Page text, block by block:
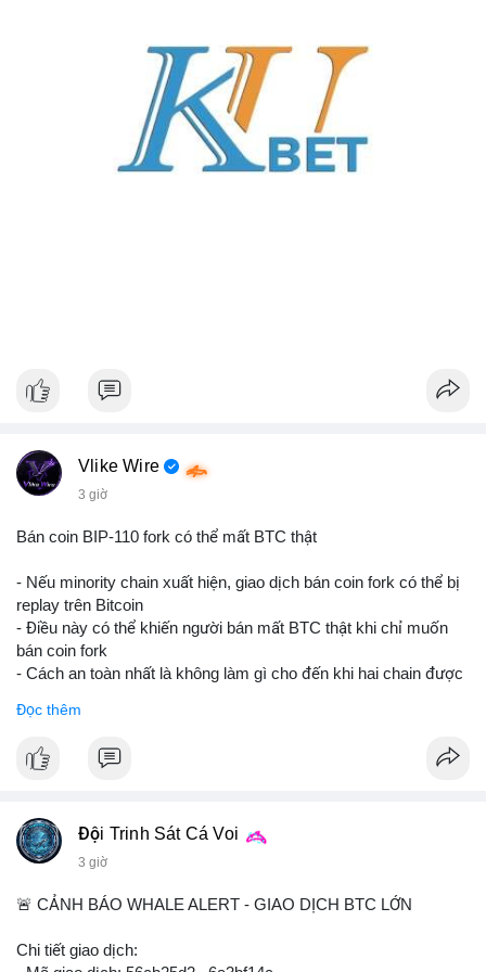
Vlike Wire
3 giờ
Bán coin BIP-110 fork có thể mất BTC thật
- Nếu minority chain xuất hiện, giao dịch bán coin fork có thể bị
replay trên Bitcoin
- Điều này có thể khiến người bán mất BTC thật khi chỉ muốn
bán coin fork
- Cách an toàn nhất là không làm gì cho đến khi hai chain được
-#binancesquare
$btc
📰 Nguồn: CoinDesk
Đọc thêm
Đội Trinh Sát Cá Voi
3 giờ
🚨 CẢNH BÁO WHALE ALERT - GIAO DỊCH BTC LỚN
Chi tiết giao dịch: